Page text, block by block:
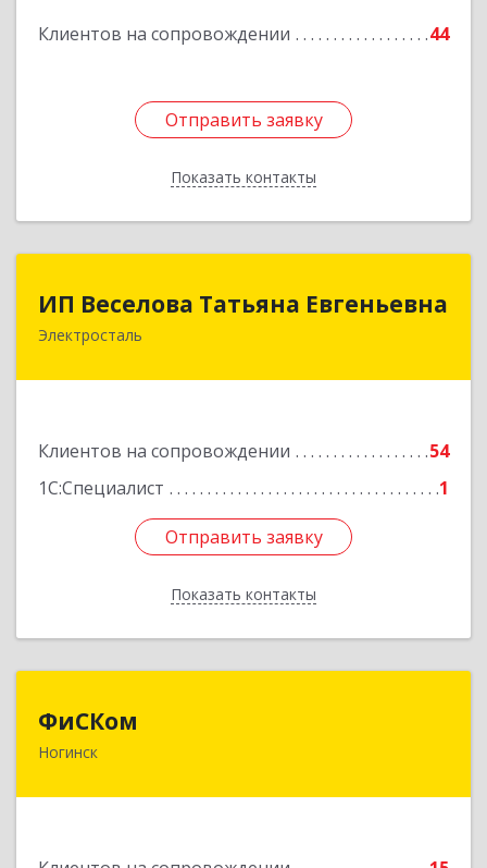
Клиентов на сопровождении 44
Отправить заявку
Показать контакты
Подробнее
Отправить заявку
Назад
ИП Веселова Татьяна Евгеньевна
Электросталь
Клиентов на сопровождении
54
1С:Специалист
1
Отправить заявку
Показать контакты
144000, Московская обл, Электросталь г,
Отправить заявку
Назад
ФиСКом
Ногинск